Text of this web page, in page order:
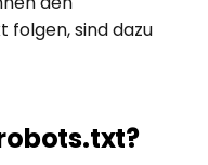
folgen, sind dazu